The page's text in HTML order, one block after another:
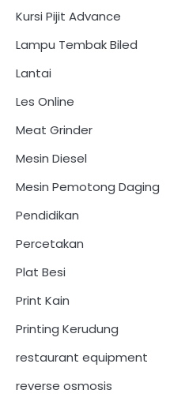
Kursi Pijit Advance
Lampu Tembak Biled
Lantai
Les Online
Meat Grinder
Mesin Diesel
Mesin Pemotong Daging
Pendidikan
Percetakan
Plat Besi
Print Kain
Printing Kerudung
restaurant equipment
reverse osmosis